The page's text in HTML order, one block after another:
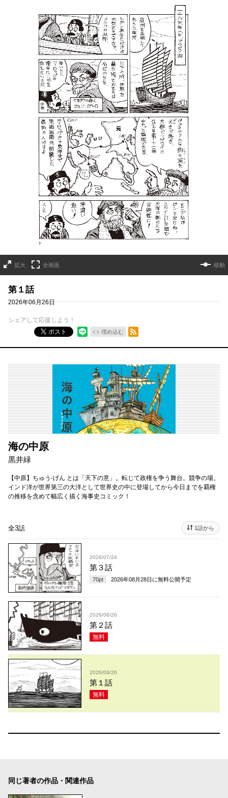
拡大 全画面 移動
第１話
2026年06月26日
シェアして応援しよう！
ポスト
埋め込む
RSSフィード
海の中原
黒井緑
【中原】ちゅう-げん とは「天下の意」。転じて政権を争う舞台。競争の場。
インド洋が世界第三の大洋として世界史の中に登場してから今日までを覇権
の推移を含めて幅広く描く海事史コミック！
全3話 1話から
2026/07/24
第３話
70pt 2026年08月28日 に無料公開予定
2026/06/26
第２話
無料
2026/06/26
第１話
無料
同じ著者の作品・関連作品